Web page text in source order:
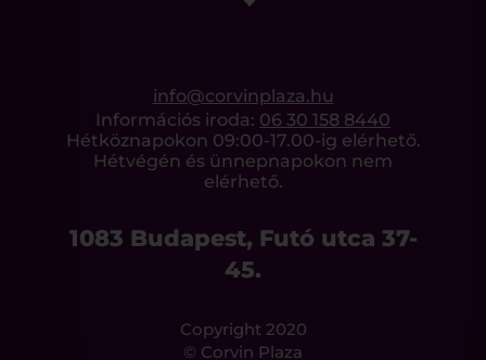
info@corvinplaza.hu
Információs iroda: 06 30 158 8440
Hétköznapokon 09:00-17.00-ig elérhető.
Hétvégén és ünnepnapokon nem
elérhető.
1083 Budapest, Futó utca 37-
45.
Copyright 2020
© Corvin Plaza